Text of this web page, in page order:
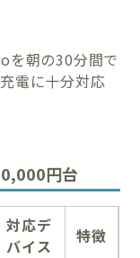
を朝の30分間で
電に十分対応
円台
対応デ
バイス
特徴